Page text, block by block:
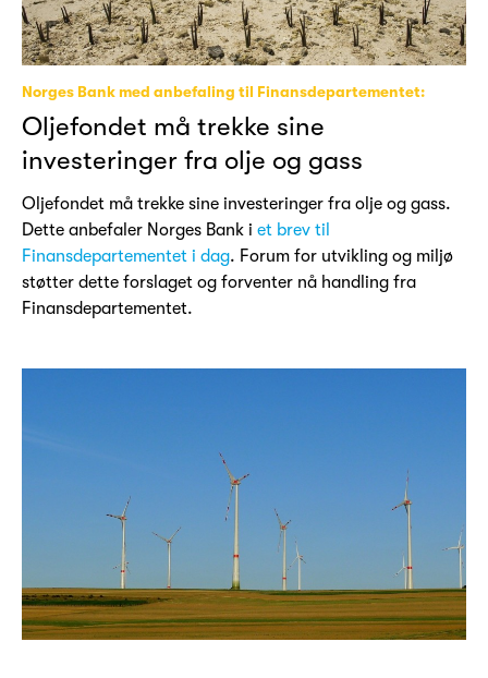
Norges Bank med anbefaling til Finansdepartementet:
Oljefondet må trekke sine
investeringer fra olje og gass
Oljefondet må trekke sine investeringer fra olje og gass.
Dette anbefaler Norges Bank i et brev til
Finansdepartementet i dag. Forum for utvikling og miljø
støtter dette forslaget og forventer nå handling fra
Finansdepartementet.